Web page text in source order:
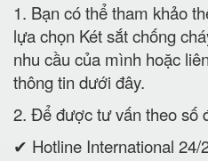
1. Bạn có thể tham khảo
lựa chọn Két sắt chống
nhu cầu của mình hoặc
thông tin dưới đây.
2. Để được tư vấn theo số
✔ Hotline International 24/